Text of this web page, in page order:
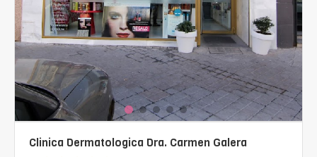
Clinica Dermatologica Dra. Carmen Galera